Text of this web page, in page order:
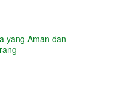
yang Aman dan